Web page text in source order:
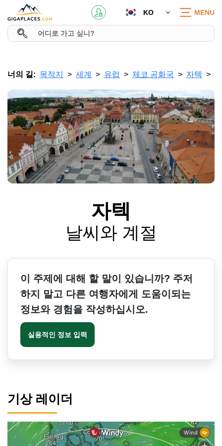
KO MENU
너의 길: 목적지 세계 유럽 체코 공화국 자텍
자텍
날씨와 계절
이 주제에 대해 할 말이 있습니까? 주저
하지 말고 다른 여행자에게 도움이되는
정보와 경험을 작성하십시오.
실용적인 정보 입력
기상 레이더